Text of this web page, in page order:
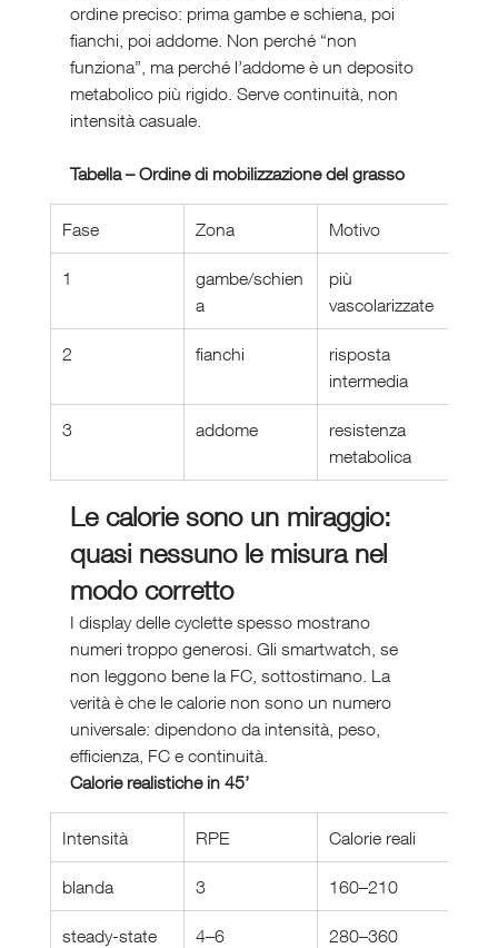
ordine preciso: prima gambe e schiena, poi
fianchi, poi addome. Non perché “non
funziona”, ma perché l’addome è un deposito
metabolico più rigido. Serve continuità, non
intensità casuale.
Tabella – Ordine di mobilizzazione del grasso
Fase Zona Motivo
1
gambe/schien
a
più
vascolarizzate
2 fianchi
risposta
intermedia
3 addome
resistenza
metabolica
Le calorie sono un miraggio:
quasi nessuno le misura nel
modo corretto
I display delle cyclette spesso mostrano
numeri troppo generosi. Gli smartwatch, se
non leggono bene la FC, sottostimano. La
verità è che le calorie non sono un numero
universale: dipendono da intensità, peso,
efficienza, FC e continuità.
Calorie realistiche in 45’
Intensità RPE Calorie reali
blanda 3 160–210
steady-state 4–6 280–360